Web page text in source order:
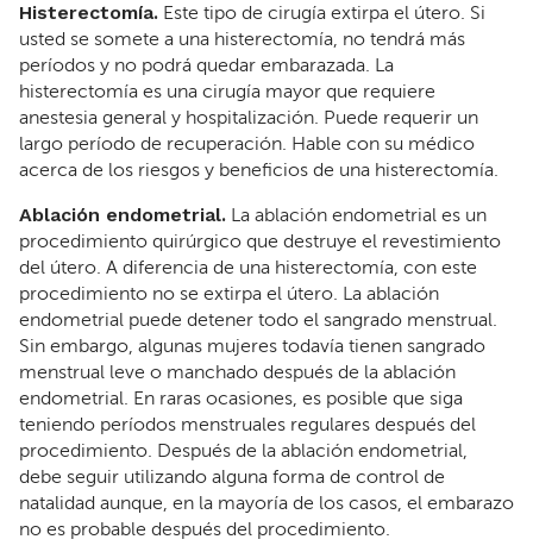
Histerectomía. Este tipo de cirugía extirpa el útero. Si
usted se somete a una histerectomía, no tendrá más
períodos y no podrá quedar embarazada. La
histerectomía es una cirugía mayor que requiere
anestesia general y hospitalización. Puede requerir un
largo período de recuperación. Hable con su médico
acerca de los riesgos y beneficios de una histerectomía.
Ablación endometrial. La ablación endometrial es un
procedimiento quirúrgico que destruye el revestimiento
del útero. A diferencia de una histerectomía, con este
procedimiento no se extirpa el útero. La ablación
endometrial puede detener todo el sangrado menstrual.
Sin embargo, algunas mujeres todavía tienen sangrado
menstrual leve o manchado después de la ablación
endometrial. En raras ocasiones, es posible que siga
teniendo períodos menstruales regulares después del
procedimiento. Después de la ablación endometrial,
debe seguir utilizando alguna forma de control de
natalidad aunque, en la mayoría de los casos, el embarazo
no es probable después del procedimiento.